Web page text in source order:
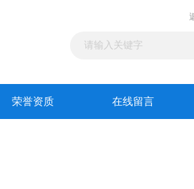
荣誉资质 在线留言